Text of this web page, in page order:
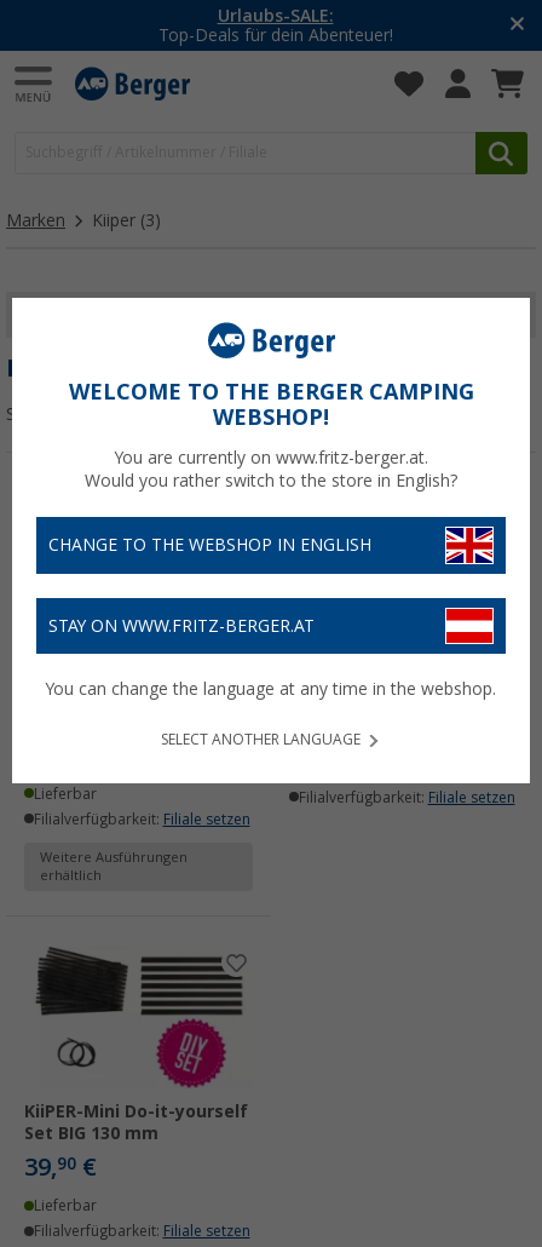
Urlaubs-SALE:
Top-Deals für dein Abenteuer!
Marken Kiiper (3)
KIIPER
Sortieren:
Aufbewahrungsnetz
Lieferbar
Filialverfügbarkeit: Filiale setzen
Weitere Ausführungen
erhältlich
KiiPER Abschlussleiste
(2)
6,99 €UVP
Filialverfügbarkeit: Filiale setzen
KiiPER-Mini Do-it-yourself
Set BIG 130 mm
39,90 €
Lieferbar
Filialverfügbarkeit: Filiale setzen
WELCOME TO THE BERGER CAMPING
WEBSHOP!
You are currently on www.fritz-berger.at.
Would you rather switch to the store in English?
CHANGE TO THE WEBSHOP IN ENGLISH
STAY ON WWW.FRITZ-BERGER.AT
You can change the language at any time in the webshop.
SELECT ANOTHER LANGUAGE